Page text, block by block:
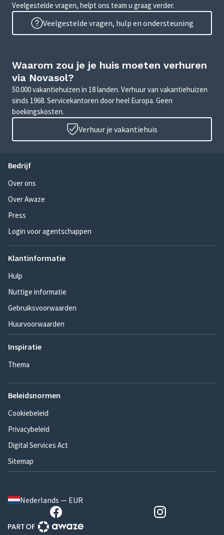
Veelgestelde vragen, helpt ons team u graag verder.
Veelgestelde vragen, hulp en ondersteuning
Waarom zou je je huis moeten verhuren
via Novasol?
50.000 vakantiehuizen in 18 landen. Verhuur van vakantiehuizen
sinds 1968. Servicekantoren door heel Europa. Geen
boekingskosten.
Verhuur je vakantiehuis
Bedrijf
Over ons
Over Awaze
Press
Login voor agentschappen
Klantinformatie
Hulp
Nuttige informatie
Gebruiksvoorwaarden
Huurvoorwaarden
Inspiratie
Thema
Beleidsnormen
Cookiebeleid
Privacybeleid
Digital Services Act
Sitemap
Nederlands — EUR